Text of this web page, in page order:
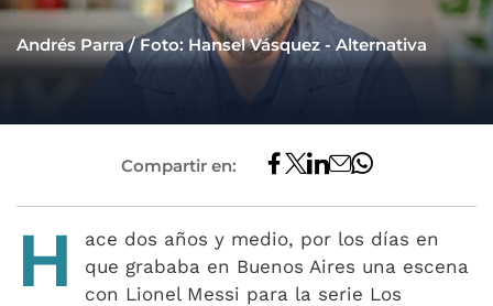
Andrés Parra / Foto: Hansel Vásquez - Alternativa
Compartir en:
H
ace dos años y medio, por los días en
que grababa en Buenos Aires una escena
con Lionel Messi para la serie Los